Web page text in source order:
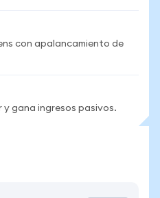
con apalancamiento de
gana ingresos pasivos.